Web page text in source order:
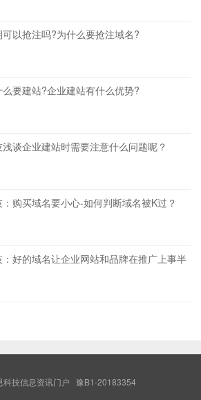
以抢注吗?为什么要抢注域名?
要建站?企业建站有什么优势?
谈企业建站时需要注意什么问题呢？
购买域名要小心-如何判断域名被K过？
好的域名让企业网站和品牌在推广上事半
科技信息资讯门户 豫B1-20183354